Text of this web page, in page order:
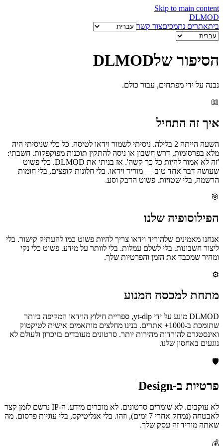
Skip to main content
DLMOD
ביתאתרים נתמכיםצור קשר
הסיפור שלDLMOD
נבנה על ידי מפתחים, עבור כולם.
📖
איך זה התחיל
השעה הייתה 2 בלילה. ניסיתי לשמור וידאו לטיסה. כל כלי שניסיתי היה
מלא בפרסומות, דרש חשבון או ניסה להתקין תוכנות מפוקפקות. חשבתי:
'זה לא אמור להיות כל כך קשה'. אז בניתי את DLMOD. כלי פשוט
שעושה דבר אחד טוב — מוריד וידאו. בלי חלונות קופצים, בלי חומות
הרשמה, בלי שטויות. פשוט הדבק וסע.
🎯
הפילוסופיה שלנו
אנחנו מאמינים שלהוריד וידאו צריך להיות פשוט כמו להעתיק קישור. בלי
ליצור חשבונות. בלי לשלם עמלות. בלי לוותר על מידע. פשוט כלי נקי
ומהיר שמכבד את הזמן והפרטיות שלך.
⚙️
מתחת למכסה המנוע
DLMOD מונע על ידי yt-dlp, ספריית חילוץ הוידאו המקיפה ביותר
שתומכת ב-1000+ אתרים. בנינו מחלצים מותאמים אישית לטיקטוק
ואינסטגרם להורדות מהירות יותר. סרטונים מעובדים בזיכרון ולעולם לא
נוגעים באחסון שלנו.
🛡️
פרטיות ב-Design
לא עוקבים. לא שומרים סרטונים. לא מוכרים מידע. ה-IP נרשם לזמן קצר
לאבטחה (נמחק אחרי 7 ימים), וזהו. בלי אנליטיקס, בלי עוגיות פרסום. מה
שאתה מוריד זה עסק שלך.
💰